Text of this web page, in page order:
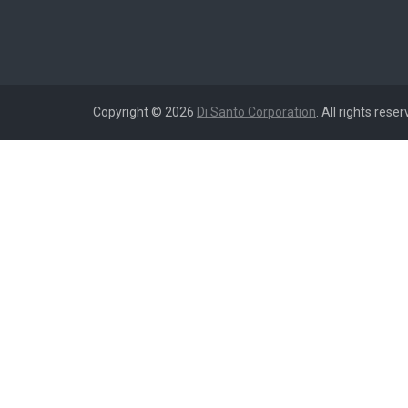
Copyright © 2026 Di Santo Corporation . All rights